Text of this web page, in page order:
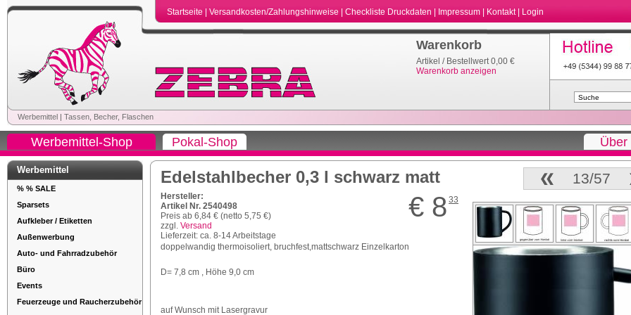
Startseite Versandkosten/Zahlungshinweise Checkliste Druckdaten Impressum Kontakt Login
Warenkorb
Artikel / Bestellwert 0,00 €
Warenkorb anzeigen
Werbemittel | Tassen, Becher, Flaschen
Werbemittel-Shop Pokal-Shop Über
Werbemittel
% % SALE
Sparsets
Aufkleber / Etiketten
Außenwerbung
Auto- und Fahrradzubehör
Büro
Events
Feuerzeuge und Raucherzubehör
13/57
Edelstahlbecher 0,3 l schwarz matt
€ 8 33
Hersteller:
Artikel Nr. 2540498
Preis ab 6,84 € (netto 5,75 €)
zzgl. Versand
Lieferzeit: ca. 8-14 Arbeitstage
doppelwandig thermoisoliert, bruchfest,mattschwarz Einzelkarton
D= 7,8 cm , Höhe 9,0 cm
auf Wunsch mit Lasergravur